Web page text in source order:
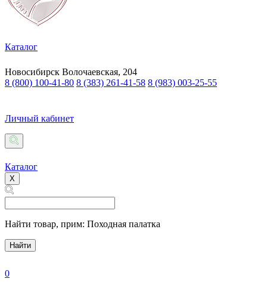
Каталог
Новосибирск Волочаевская, 204
8 (800) 100-41-80 8 (383) 261-41-58 8 (983) 003-25-55
Личный кабинет
Каталог
X
Найти товар, прим: Походная палатка
Найти
0